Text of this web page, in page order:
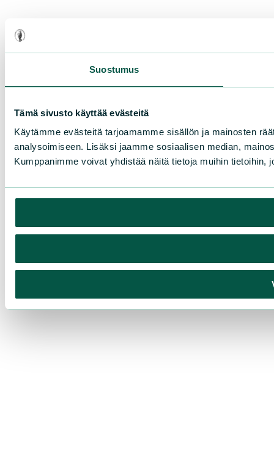
Suostumus
Tämä sivusto käyttää evästeitä
Käytämme evästeitä tarjoamamme sisällön ja mainosten
analysoimiseen. Lisäksi jaamme sosiaalisen median,
Kumppanimme voivat yhdistää näitä tietoja muihin tietoihin,